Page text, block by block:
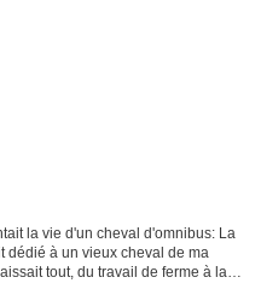
la vie d'un cheval d'omnibus: La
dédié à un vieux cheval de ma
tout, du travail de ferme à la